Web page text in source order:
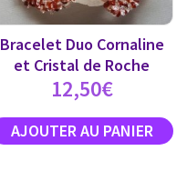
Bracelet Duo Cornaline
et Cristal de Roche
12,50€